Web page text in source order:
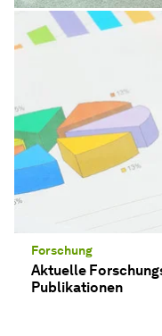
Forschung
Aktuelle
Publikationen